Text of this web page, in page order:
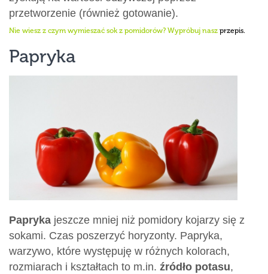
przetworzenie (również gotowanie).
Nie wiesz z czym wymieszać sok z pomidorów? Wypróbuj nasz przepis.
Papryka
Papryka jeszcze mniej niż pomidory kojarzy się z
sokami. Czas poszerzyć horyzonty. Papryka,
warzywo, które występuję w różnych kolorach,
rozmiarach i kształtach to m.in. źródło potasu,